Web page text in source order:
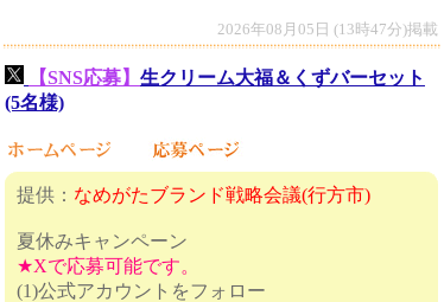
2026年08月05日 (13時47分)掲載
【SNS応募】 生クリーム大福＆くずバーセット
(5名様)
提供： なめがたブランド戦略会議(行方市)
夏休みキャンペーン
★Xで応募可能です。
(1)公式アカウントをフォロー